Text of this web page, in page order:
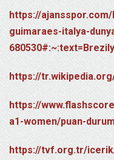
https://
guimaraes-italya-
https://
https://
a1-women/puan-
https://tvf.org.tr/